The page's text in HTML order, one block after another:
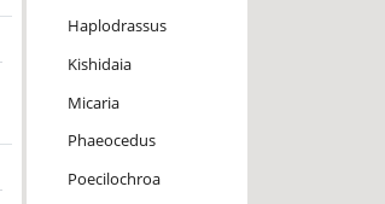
Haplodrassus
Kishidaia
Micaria
Phaeocedus
Poecilochroa